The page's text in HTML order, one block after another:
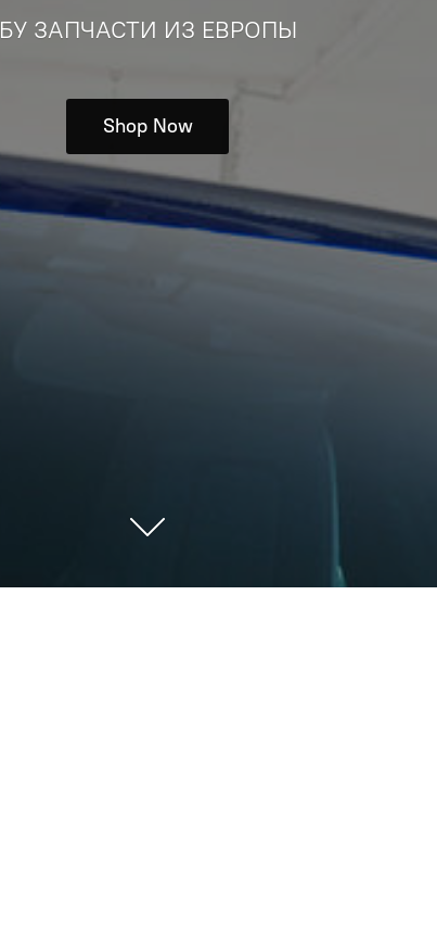
БУ ЗАПЧАСТИ ИЗ ЕВРОПЫ
Shop Now